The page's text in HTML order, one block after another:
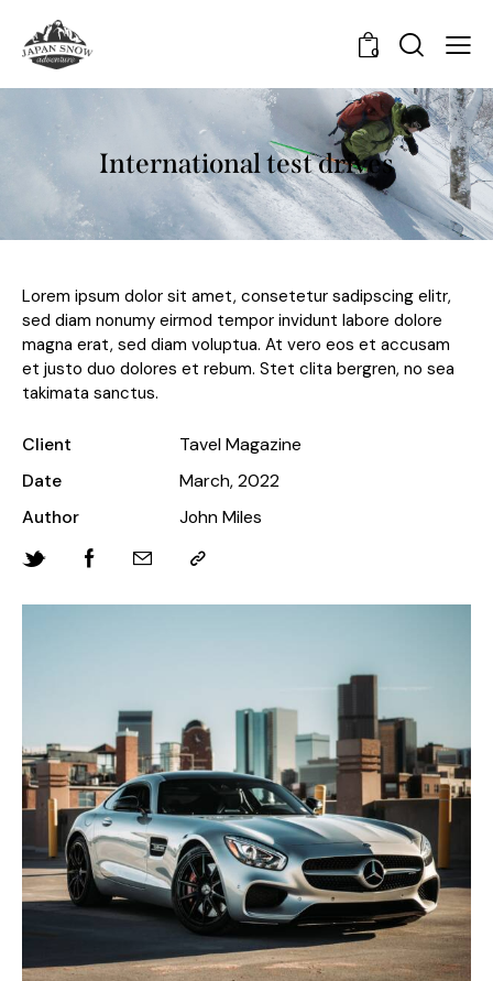
0
International test drives
Lorem ipsum dolor sit amet, consetetur sadipscing elitr,
sed diam nonumy eirmod tempor invidunt labore dolore
magna erat, sed diam voluptua. At vero eos et accusam
et justo duo dolores et rebum. Stet clita bergren, no sea
takimata sanctus.
Client
Tavel Magazine
Date
March, 2022
Author
John Miles